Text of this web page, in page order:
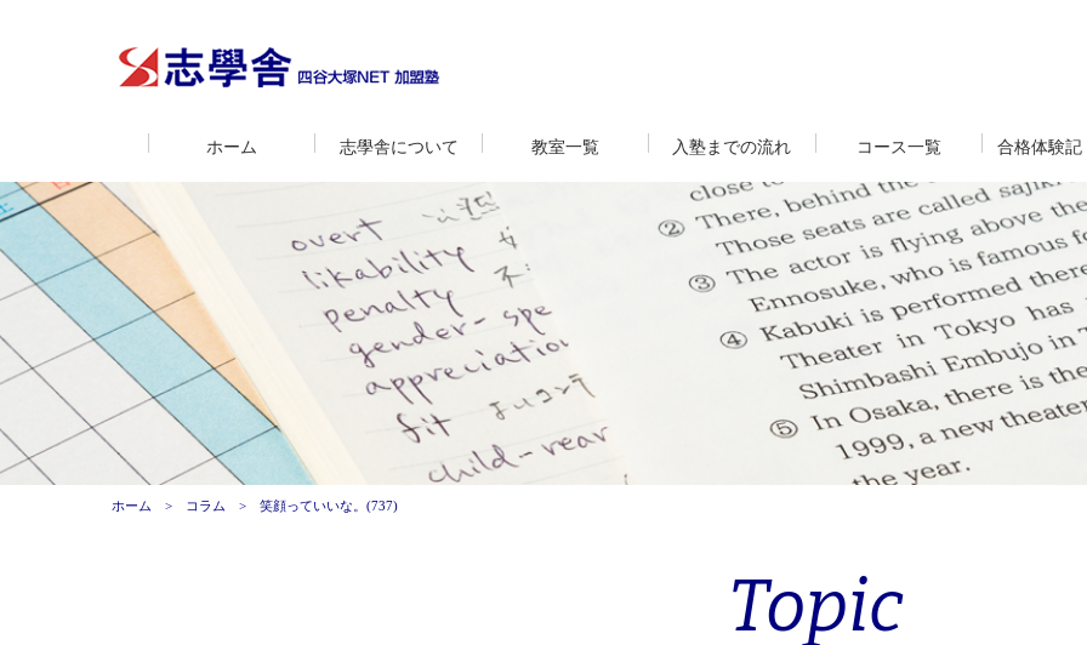
ホーム 志學舎について 教室一覧 入塾までの流れ コース一覧 合格体験記
ホーム コラム 笑顔っていいな。(737)
Topic